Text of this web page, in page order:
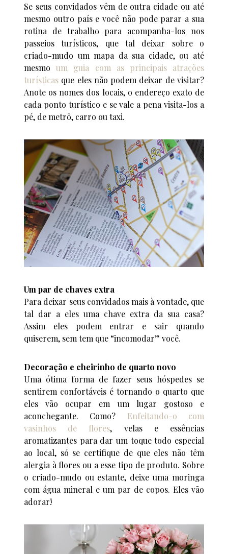
Se seus convidados vêm de outra cidade ou até
mesmo outro país e você não pode parar a sua
rotina de trabalho para acompanha-los nos
passeios turísticos, que tal deixar sobre o
criado-mudo um mapa da sua cidade, ou até
mesmoum guia com as principais atrações
turísticas que eles não podem deixar de visitar?
Anote os nomes dos locais, o endereço exato de
cada ponto turístico e se vale a pena visita-los a
pé, de metrô, carro ou taxi.
Um par de chaves extra
Para deixar seus convidados mais à vontade, que
tal dar a eles uma chave extra da sua casa?
Assim eles podem entrar e sair quando
quiserem, sem tem que “incomodar” você.
Decoração e cheirinho de quarto novo
Uma ótima forma de fazer seus hóspedes se
sentirem confortáveis é tornando o quarto que
eles vão ocupar em um lugar gostoso e
aconchegante. Como? Enfeitando-o com
vasinhos de flores, velas e essências
aromatizantes para dar um toque todo especial
ao local, só se certifique de que eles não têm
alergia à flores ou a esse tipo de produto. Sobre
o criado-mudo ou estante, deixe uma moringa
com água mineral e um par de copos. Eles vão
adorar!